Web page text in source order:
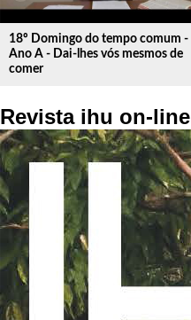
18º Domingo do tempo comum -
Ano A - Dai-lhes vós mesmos de
comer
Revista ihu on-line